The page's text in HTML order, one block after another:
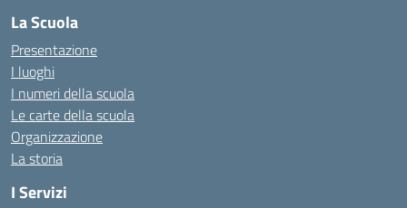
La Scuola
Presentazione
I luoghi
I numeri della scuola
Le carte della scuola
Organizzazione
La storia
I Servizi